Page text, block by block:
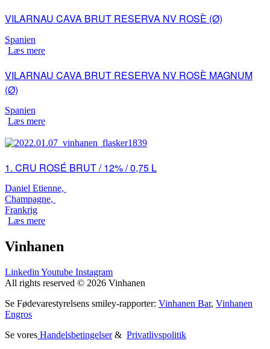
VILARNAU CAVA BRUT RESERVA NV ROSÈ (Ø)
Spanien
Læs mere
VILARNAU CAVA BRUT RESERVA NV ROSÈ MAGNUM
(Ø)
Spanien
Læs mere
1. CRU ROSÉ BRUT / 12% / 0,75 L
Daniel Etienne,
Champagne,
Frankrig
Læs mere
Vinhanen
Linkedin Youtube Instagram
All rights reserved © 2026 Vinhanen
Se Fødevarestyrelsens smiley-rapporter: Vinhanen Bar, Vinhanen
Engros
Se vores Handelsbetingelser& Privatlivspolitik